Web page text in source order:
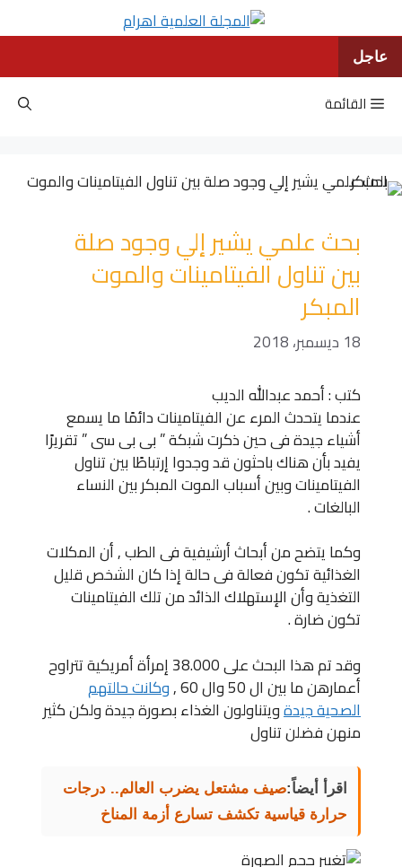
إلى
المحتوى
عاجل
القائمة
بحث علمي يشير إلي وجود صلة
بين تناول الفيتامينات والموت
المبكر
18 ديسمبر، 2018
كتب : أحمد عبدالله الديب
عندما يتحدث المرء عن الفيتامينات دائمًا ما يسمع
أشياء جيدة فى حين ذكرت شبكة ” بى بى سى ” تقريرًا
يفيد بأن هناك باحثون قد وجدوا إرتباطًا بين تناول
الفيتامينات وبين أسباب الموت المبكر بين النساء
البالغات .
وكما يتضح من أبحاث أرشيفية فى الطب , أن المكلات
الغذائية تكون فعالة فى حالة إذا كان الشخص قليل
التغذية وأن الإستهلاك الذائد من تلك الفيتامينات
تكون ضارة .
وقد تم هذا البحث على 38.000 إمرأة أمريكية تتراوح
أعمارهن ما بين ال 50 وال 60 , وكانت حالتهم
الصحية جيدةويتناولون الغذاء بصورة جيدة ولكن كثير
منهن فضلن تناول
اقرأ أيضاً:صيف مشتعل يضرب العالم.. درجات
حرارة قياسية تكشف تسارع أزمة المناخ